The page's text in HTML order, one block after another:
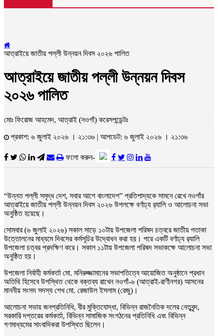
আত্রাইয়ে জাতীয় পল্লী উন্নয়ন দিবস ২০২৬ পালিত
আত্রাইয়ে জাতীয় পল্লী উন্নয়ন দিবস
২০২৬ পালিত
মোঃ ফিরোজ আহমেদ, আত্রাই (নওগাঁ) করেসপন্ডেন্টঃ
প্রকাশ: ৬ জুলাই ২০২৬ । ২১:৩৬ | আপডেট: ৬ জুলাই ২০২৬ । ২১:৩৬
ফলো করুন-
“উন্নত পল্লী সমৃদ্ধ দেশ, সবার আগে বাংলাদেশ” প্রতিপাদ্যকে সামনে রেখে নওগাঁর
আত্রাইয়ে জাতীয় পল্লী উন্নয়ন দিবস ২০২৬ উপলক্ষে বর্ণাঢ্য র‌্যালি ও আলোচনা সভা
অনুষ্ঠিত হয়েছে।
সোমবার (৬ জুলাই ২০২৬) সকাল সাড়ে ১০টায় উপজেলা পরিষদ চত্বরে জাতীয় পতাকা
উত্তোলনের মাধ্যমে দিবসের কর্মসূচির উদ্বোধন করা হয়। পরে একটি বর্ণাঢ্য র‌্যালি
উপজেলা চত্বর প্রদক্ষিণ করে। সকাল ১১টায় উপজেলা পরিষদ সভাকক্ষে আলোচনা সভা
অনুষ্ঠিত হয়।
উপজেলা নির্বাহী কর্মকর্তা মো. মনিরুজ্জামানের সভাপতিত্বে আয়োজিত অনুষ্ঠানে প্রধান
অতিথি হিসেবে উপস্থিত থেকে বক্তব্য রাখেন নওগাঁ-৬ (আত্রাই-রাণীনগর) আসনের
মাননীয় সংসদ সদস্য শেখ মো. রেজাউল ইসলাম (রেজু)।
আলোচনা সভায় জনপ্রতিনিধি, বীর মুক্তিযোদ্ধা, বিভিন্ন রাজনৈতিক দলের নেতৃবৃন্দ,
সরকারি দপ্তরের কর্মকর্তা, বিভিন্ন সামাজিক সংগঠনের প্রতিনিধি এবং বিভিন্ন
গণমাধ্যমের সাংবাদিকরা উপস্থিত ছিলেন।